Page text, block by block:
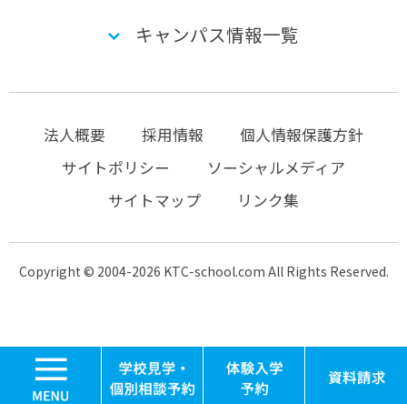
学校見学・個別相
体験入
キャンパス情報一覧
法人概要 採用情報
個人情報保護方針
サイトポリシー
ソーシャルメディア
サイトマップ
リンク集
Copyright © 2004-2026 KTC-school.com All Rights Reserved.